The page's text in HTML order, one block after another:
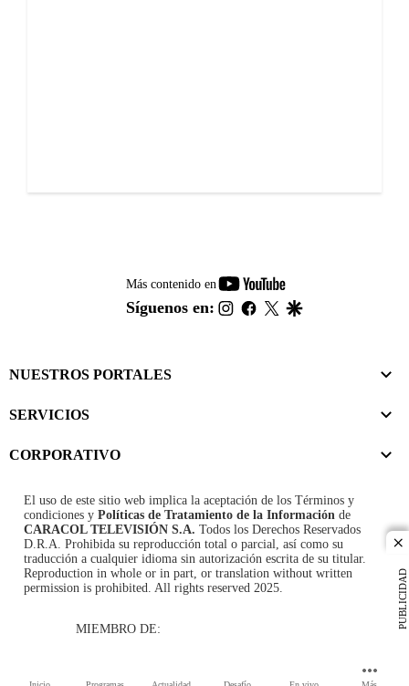
PUBLICIDAD
Más contenido en
youtube-
footer
Síguenos en: instagram
facebook
twitter
NUESTROS PORTALES
SERVICIOS
CORPORATIVO
El uso de este sitio web implica la aceptación de los Términos y
condiciones y Políticas de Tratamiento de la Información de
CARACOL TELEVISIÓN S.A. Todos los Derechos Reservados
D.R.A. Prohibida su reproducción total o parcial, así como su
traducción a cualquier idioma sin autorización escrita de su titular.
Reproduction in whole or in part, or translation without written
permission is prohibited. All rights reserved 2025.
MIEMBRO DE: